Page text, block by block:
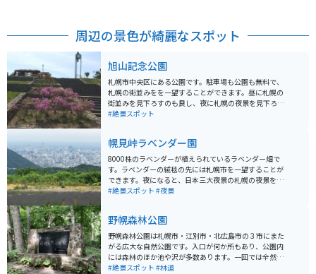
周辺の景色が綺麗なスポット
旭山記念公園
札幌市中央区にある公園です。駐車場も公園も無料で、
札幌の街並みをを一望することができます。昼に札幌の
街並みを見下ろすのも良し、夜に札幌の夜景を見下ろす
のも良し、とにかく眺望が最高の公園です。
#絶景スポット
幌見峠ラベンダー園
8000株のラベンダーが植えられているラベンダー畑で
す。ラベンダーの絨毯の先には札幌市を一望することが
できます。夜になると、日本三大夜景の札幌の夜景を楽
しむこともできる絶景スポットです。
#絶景スポット #夜景
野幌森林公園
野幌森林公園は札幌市・江別市・北広島市の３市にまた
がる広大な自然公園です。入口が何か所もあり、公園内
には森林のほか池や沢が多数あります。一回では全然回
り切れないほどの広さです。多くの樹木や野生動物を観
#絶景スポット #林道